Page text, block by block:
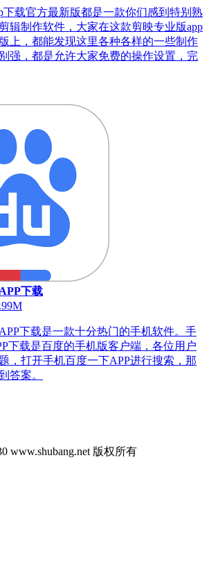
下载官方最新版都是一款你们感到特别熟
辑制作软件，大家在这款剪映专业版app
上，都能发现这里各种各样的一些制作
强，都是允许大家免费的操作设置，完
下载
下载是一款十分热门的手机软件。手
下载是百度的手机版客户端，各位用户
，打开手机百度一下APP进行搜索，那
答案。
www.shubang.net 版权所有